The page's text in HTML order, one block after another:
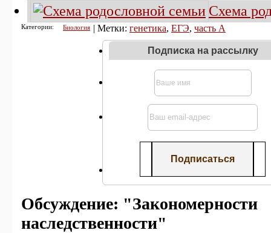
Схема
Категории: Биология | Метки: генетика, ЕГЭ, часть А
Подписка на рассылку
Обсуждение: "Закономерности
наследственности"